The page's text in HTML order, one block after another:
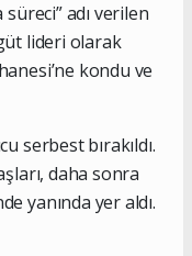
adı verilen
lideri olarak
kondu ve
serbest bırakıldı.
daha sonra
yanında yer aldı.